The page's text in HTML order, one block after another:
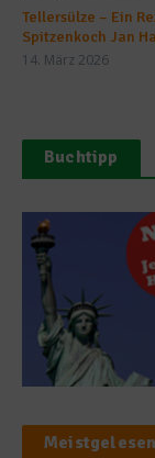
Tellersülze – Ein
Spitzenkoch Jan
14. März 2026
Buchtipp
Meistgelesen